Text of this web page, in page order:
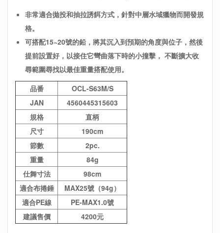
非常適合拋投和抽拉誘餌方式，針對中層水域獵物而開發規
格。
可搭配15~20號的鉛，將其沉入到預期的角度與位子，然後
提前設置好，以接住它彎曲落下時的小撞擊， 不斷擴大收
尋範圍尋找以最佳重量搭配使用。
品番
OCL-S63M/S
JAN
4560445315603
規格
直柄
尺寸
190cm
節數
2pc.
重量
84g
仕舞寸法
98cm
適合布捲錘
MAX25號（94g）
適合PE線
PE-MAX1.0號
建議售價
4200元